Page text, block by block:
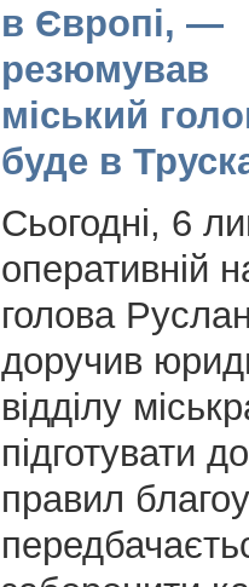
в Європі, —
резюмував
міський
буде в
Сьогодні, 6
оперативній
голова
доручив
відділу
підготувати
правил